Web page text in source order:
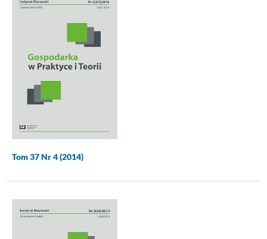
Tom 37 Nr 4 (2014)